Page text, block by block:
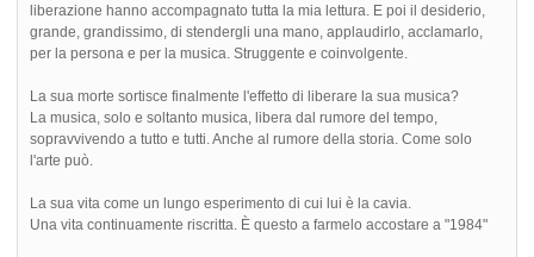
liberazione hanno accompagnato tutta la mia lettura. E poi il desiderio,
grande, grandissimo, di stendergli una mano, applaudirlo, acclamarlo,
per la persona e per la musica. Struggente e coinvolgente.
La sua morte sortisce finalmente l'effetto di liberare la sua musica?
La musica, solo e soltanto musica, libera dal rumore del tempo,
sopravvivendo a tutto e tutti. Anche al rumore della storia. Come solo
l'arte può.
La sua vita come un lungo esperimento di cui lui è la cavia.
Una vita continuamente riscritta. È questo a farmelo accostare a "1984"